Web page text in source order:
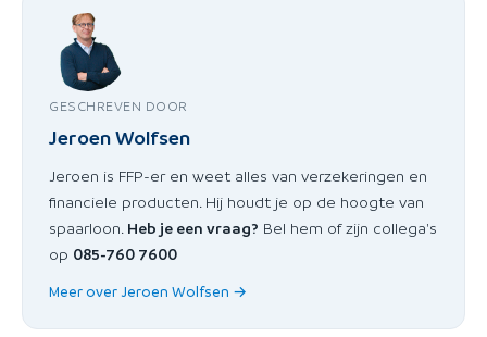
GESCHREVEN DOOR
Jeroen Wolfsen
Jeroen is FFP-er en weet alles van verzekeringen en
financiele producten. Hij houdt je op de hoogte van
spaarloon. Heb je een vraag? Bel hem of zijn collega's
op 085-760 7600
Meer over Jeroen Wolfsen →